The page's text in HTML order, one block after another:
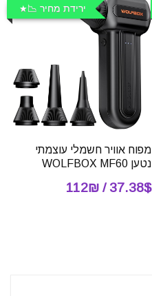
ירידת מחיר 📉
מפוח אוויר חשמלי עוצמתי
נטען WOLFBOX MF60
37.38$ / 112₪